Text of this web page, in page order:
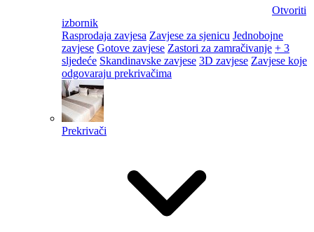
Otvoriti
izbornik
Rasprodaja zavjesa Zavjese za sjenicu Jednobojne
zavjese Gotove zavjese Zastori za zamračivanje + 3
sljedeće Skandinavske zavjese 3D zavjese Zavjese koje
odgovaraju prekrivačima
Prekrivači